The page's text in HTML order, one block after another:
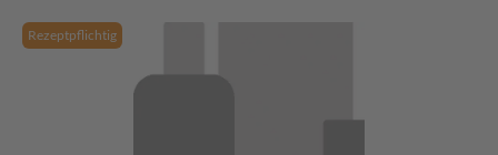
Rezeptpflichtig